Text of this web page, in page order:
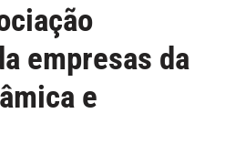
empresas da
e